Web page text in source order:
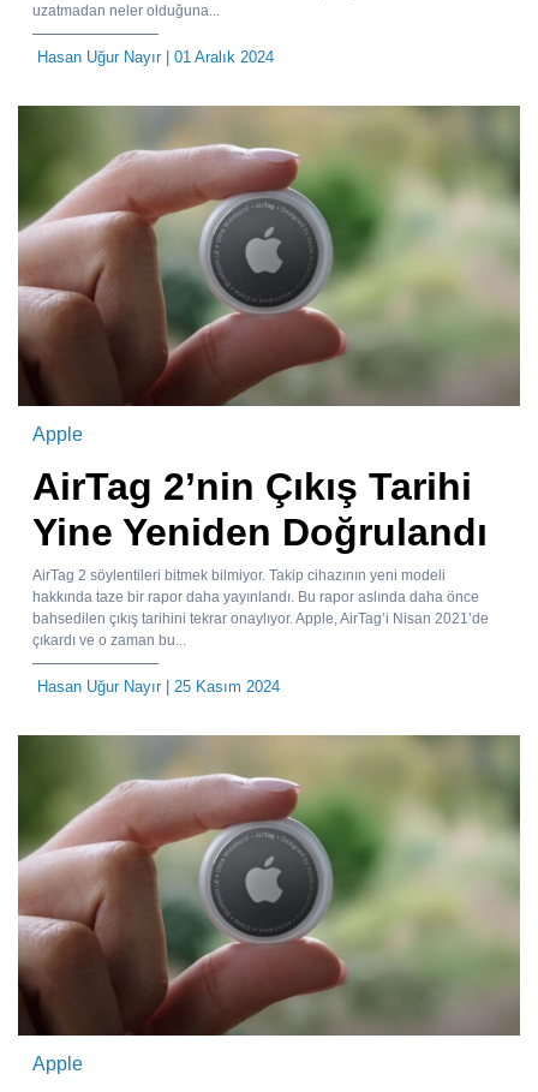
uzatmadan neler olduğuna...
Hasan Uğur Nayır| 01 Aralık 2024
Apple
AirTag 2’nin Çıkış Tarihi
Yine Yeniden Doğrulandı
AirTag 2 söylentileri bitmek bilmiyor. Takip cihazının yeni modeli
hakkında taze bir rapor daha yayınlandı. Bu rapor aslında daha önce
bahsedilen çıkış tarihini tekrar onaylıyor. Apple, AirTag’i Nisan 2021’de
çıkardı ve o zaman bu...
Hasan Uğur Nayır| 25 Kasım 2024
Apple